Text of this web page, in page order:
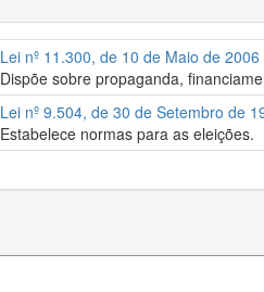
Lei nº 11.300, de 10 de Maio de 2006
Dispõe sobre propaganda,
Lei nº 9.504, de 30 de Setembro de
Estabelece normas para as eleições.